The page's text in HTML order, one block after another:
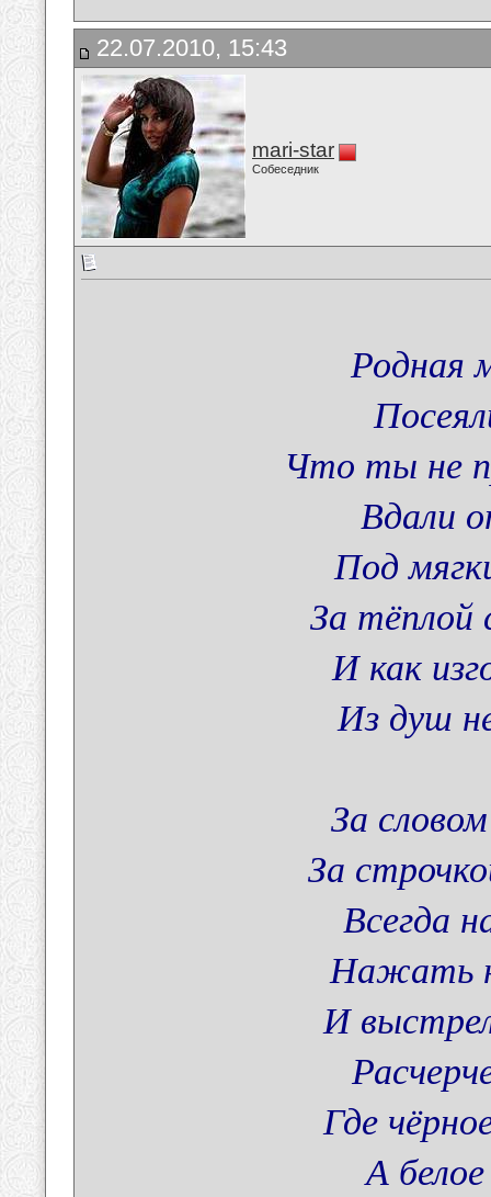
22.07.2010, 15:43
mari-star
Собеседник
Родная
Что ты не
Вдали
Под
За
И как
Из душ
За
За
Всегда
Нажать
И
Где
А